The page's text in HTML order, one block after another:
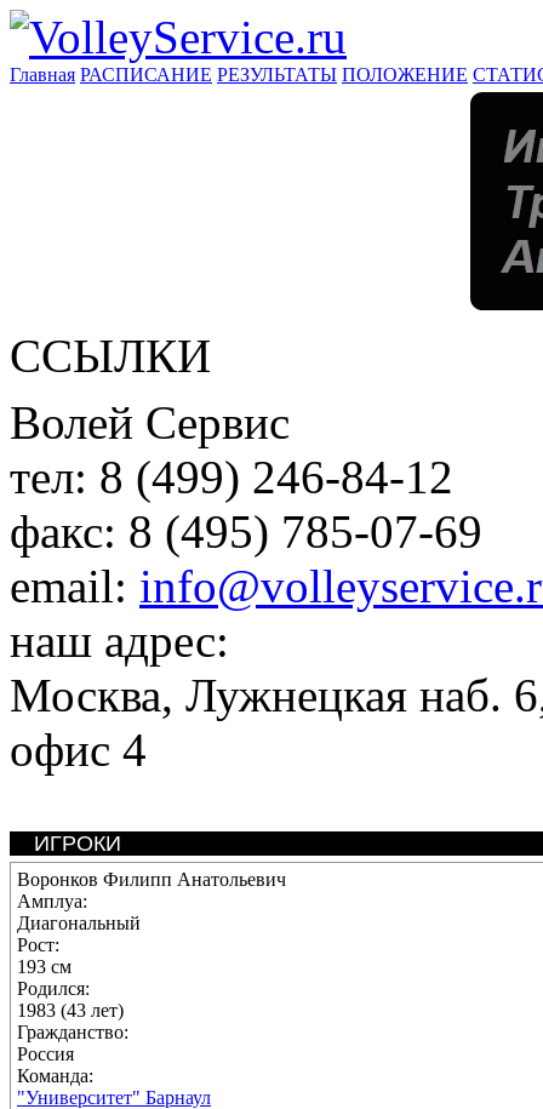
Главная РАСПИСАНИЕ РЕЗУЛЬТАТЫ ПОЛОЖЕНИЕ
ССЫЛКИ
Волей Сервис
тел: 8 (499) 246-84-12
факс: 8 (495) 785-07-69
email:
наш адрес:
Москва, Лужнецкая наб.
офис 4
ИГРОКИ
Воронков Филипп Анатольевич
Амплуа:
Диагональный
Рост:
193 см
Родился:
1983 (43 лет)
Гражданство:
Россия
Команда:
"Университет" Барнаул